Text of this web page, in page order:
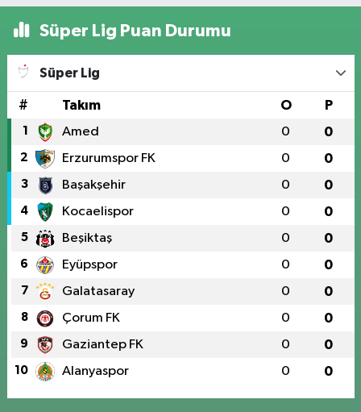
Süper Lig Puan Durumu
Süper Lig
# Takım O P
1 Amed 0 0
2 Erzurumspor FK 0 0
3 Başakşehir 0 0
4 Kocaelispor 0 0
5 Beşiktaş 0 0
6 Eyüpspor 0 0
7 Galatasaray 0 0
8 Çorum FK 0 0
9 Gaziantep FK 0 0
10 Alanyaspor 0 0